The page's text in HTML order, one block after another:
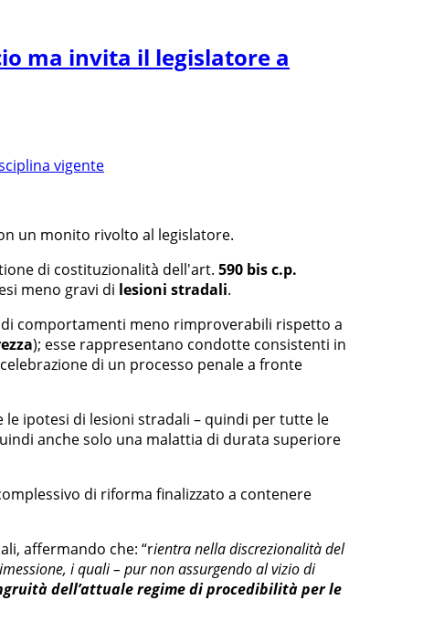
ma invita il legislatore a
un monito rivolto al legislatore.
di costituzionalità dell'art. 590 bis c.p.
meno gravi di lesioni stradali.
comportamenti meno rimproverabili rispetto a
); esse rappresentano condotte consistenti in
di un processo penale a fronte
ipotesi di lesioni stradali – quindi per tutte le
anche solo una malattia di durata superiore
di riforma finalizzato a contenere
affermando che: “rientra nella discrezionalità del
i quali – pur non assurgendo al vizio di
dell’attuale regime di procedibilità per le